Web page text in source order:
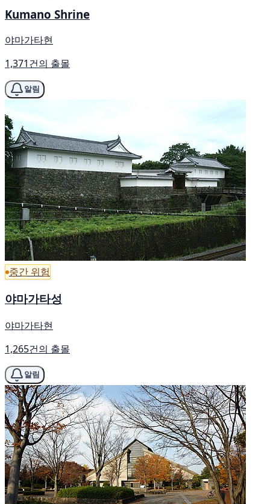
Kumano Shrine
야마가타현
1,371건의 출몰
알림
중간 위험
야마가타성
야마가타현
1,265건의 출몰
알림